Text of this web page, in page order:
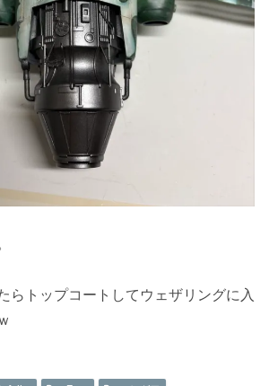
らトップコートしてウェザリングに入